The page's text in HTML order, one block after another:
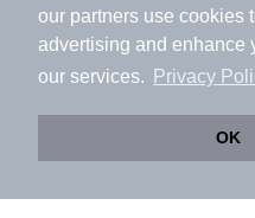
our partners use cookies
advertising and enhance
our services.
Privacy
OK
アプリに切り替えて、
会員登録なしですぐ使え
ほか
4.9万円
（管理費4,000
礼 不要